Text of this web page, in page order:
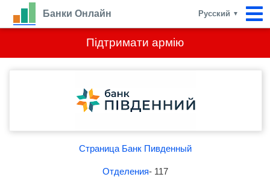
Підтримати армію
Банки Онлайн Русский ▼
Страница Банк Пивденный
Отделения- 117